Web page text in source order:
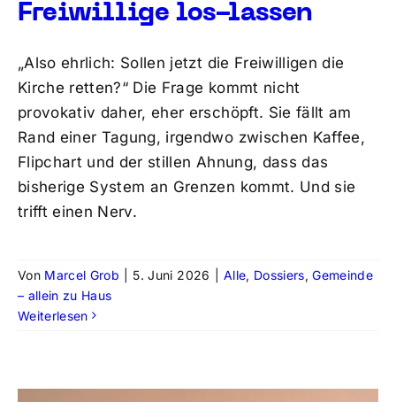
Freiwillige los-lassen
„Also ehrlich: Sollen jetzt die Freiwilligen die
Kirche retten?“ Die Frage kommt nicht
provokativ daher, eher erschöpft. Sie fällt am
Rand einer Tagung, irgendwo zwischen Kaffee,
Flipchart und der stillen Ahnung, dass das
bisherige System an Grenzen kommt. Und sie
trifft einen Nerv.
Von Marcel Grob 5. Juni 2026 Alle, Dossiers,Gemeinde
– allein zu Haus
Weiterlesen